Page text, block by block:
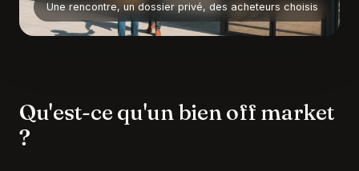
Une rencontre, un dossier privé, des acheteurs choisis
Qu'est-ce qu'un bien off market
?